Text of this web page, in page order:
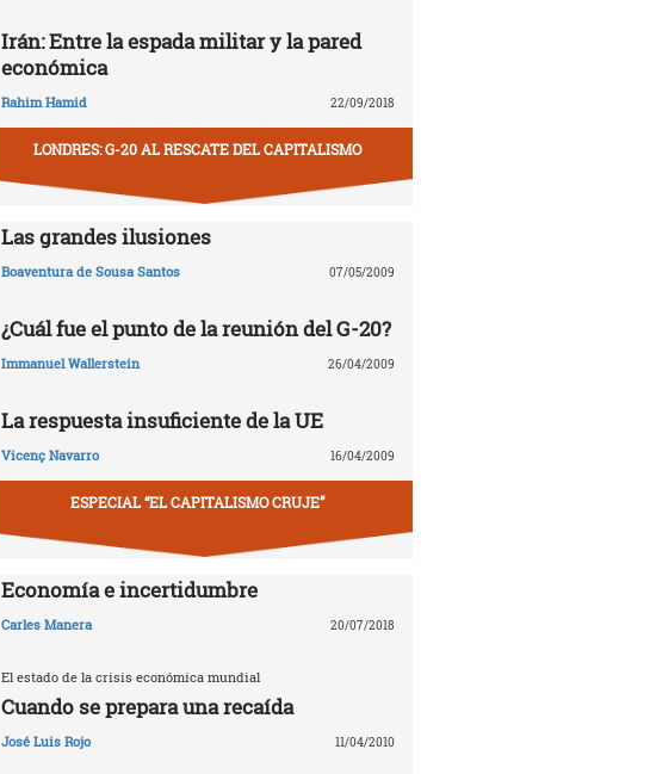
Irán: Entre la espada militar y la pared
económica
Rahim Hamid 22/09/2018
LONDRES: G-20 AL RESCATE DEL CAPITALISMO
Las grandes ilusiones
Boaventura de Sousa Santos 07/05/2009
¿Cuál fue el punto de la reunión del G-20?
Immanuel Wallerstein 26/04/2009
La respuesta insuficiente de la UE
Vicenç Navarro 16/04/2009
ESPECIAL “EL CAPITALISMO CRUJE”
Economía e incertidumbre
Carles Manera 20/07/2018
El estado de la crisis económica mundial
Cuando se prepara una recaída
José Luis Rojo 11/04/2010